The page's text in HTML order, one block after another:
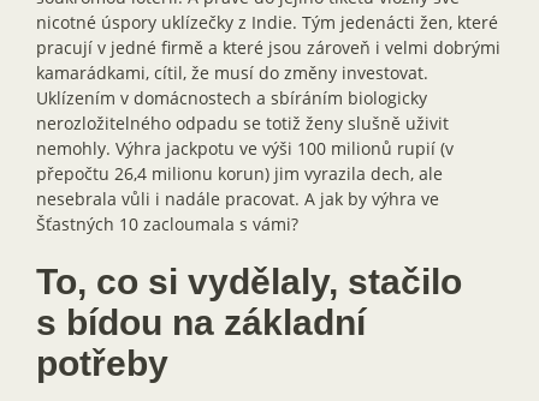
nicotné úspory uklízečky z Indie. Tým jedenácti žen, které
pracují v jedné firmě a které jsou zároveň i velmi dobrými
kamarádkami, cítil, že musí do změny investovat.
Uklízením v domácnostech a sbíráním biologicky
nerozložitelného odpadu se totiž ženy slušně uživit
nemohly. Výhra jackpotu ve výši 100 milionů rupií (v
přepočtu 26,4 milionu korun) jim vyrazila dech, ale
nesebrala vůli i nadále pracovat. A jak by výhra ve
Šťastných 10 zacloumala s vámi?
To, co si vydělaly, stačilo
s bídou na základní
potřeby